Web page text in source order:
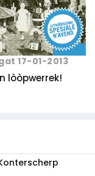
17-01-2013
lòòpwerrek!